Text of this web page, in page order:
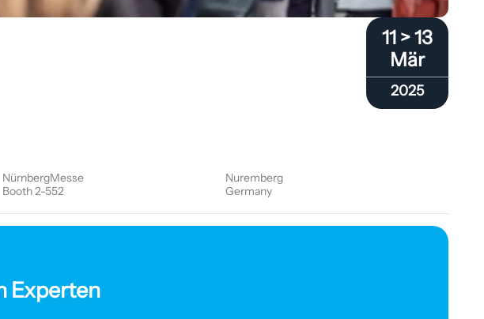
11 > 13
Mär
2025
Germany
Nuremberg
NürnbergMesse
Booth 2-552
Experten